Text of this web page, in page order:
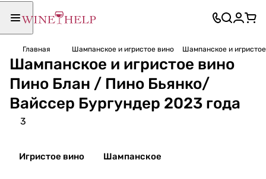
Главная Шампанское и игристое вино Шампанское и
Шампанское и игристое вино
Пино Блан / Пино Бьянко/
Вайссер Бургундер 2023 года
3
Игристое вино Шампанское